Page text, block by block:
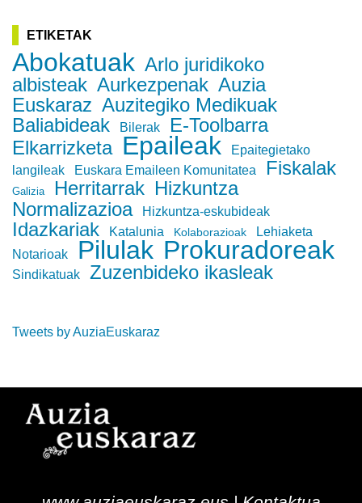
ETIKETAK
Abokatuak Arlo juridikoko
albisteak Aurkezpenak Auzia
Euskaraz Auzitegiko Medikuak
Baliabideak
Bilerak
E-Toolbarra
Elkarrizketa Epaileak
Epaitegietako
langileak
Euskara Emaileen Komunitatea Fiskalak
Galizia Herritarrak Hizkuntza
Normalizazioa
Hizkuntza-eskubideak
Idazkariak Katalunia Kolaborazioak
Lehiaketa
Notarioak
Pilulak Prokuradoreak
Sindikatuak Zuzenbideko ikasleak
Tweets by AuziaEuskaraz